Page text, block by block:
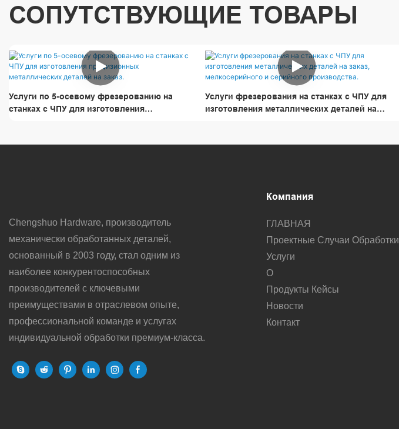
СОПУТСТВУЮЩИЕ ТОВАРЫ
Услуги по 5-осевому фрезерованию на
станках с ЧПУ для изготовления
Услуги фрезерования на станках с ЧПУ для
изготовления металлических деталей на
Chengshuo Hardware, производитель
механически обработанных деталей,
основанный в 2003 году, стал одним из
наиболее конкурентоспособных
производителей с ключевыми
преимуществами в отраслевом опыте,
профессиональной команде и услугах
индивидуальной обработки премиум-класса.
Компания
ГЛАВНАЯ
Проектные Случаи Обработки
Услуги
О
Продукты Кейсы
Новости
Контакт